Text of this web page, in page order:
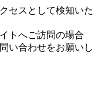
セスとして検知いた
トへご訪問の場合
い合わせをお願いし